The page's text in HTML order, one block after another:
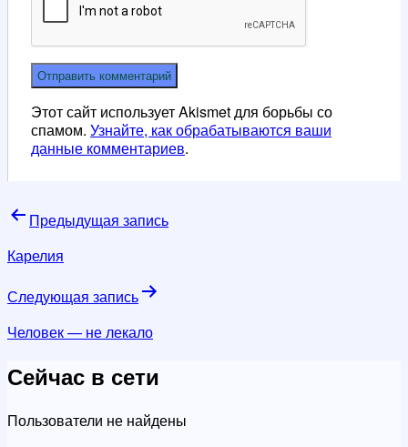
Этот сайт использует Akismet для борьбы со
спамом. Узнайте, как обрабатываются ваши
данные комментариев.
Навигация
по
Предыдущая запись
Карелия
Следующая запись
Человек — не лекало
Сейчас в сети
Пользователи не найдены